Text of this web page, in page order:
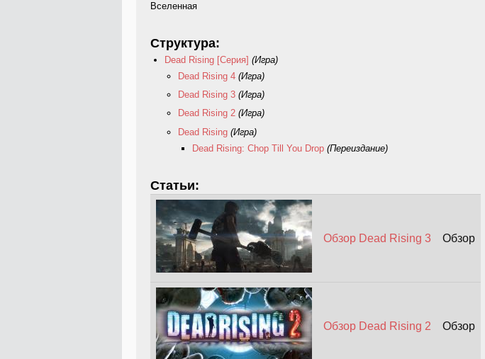
Вселенная
Структура:
Dead Rising [Серия] (Игра)
Dead Rising 4 (Игра)
Dead Rising 3 (Игра)
Dead Rising 2 (Игра)
Dead Rising (Игра)
Dead Rising: Chop Till You Drop (Переиздание)
Статьи:
Обзор Dead Rising 3 Обзор
Обзор Dead Rising 2 Обзор